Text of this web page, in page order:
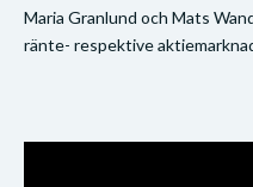
Maria Granlund och Mats
ränte- respektive